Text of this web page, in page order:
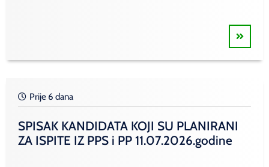
Prije 6 dana
SPISAK KANDIDATA KOJI SU PLANIRANI
ZA ISPITE IZ PPS i PP 11.07.2026.godine